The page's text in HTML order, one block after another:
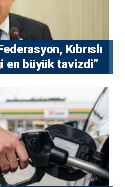
Kıbrıslı
en büyük tavizdi”